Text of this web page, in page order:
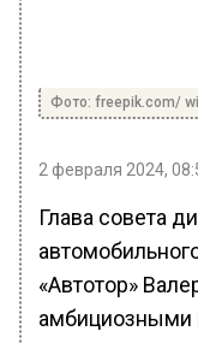
Фото: freepik.com/
2 февраля 2024,
Глава совета
«Автотор»
амбициозными